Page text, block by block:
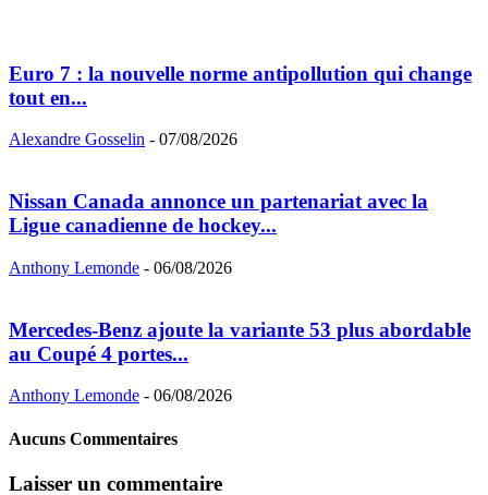
Euro 7 : la nouvelle norme antipollution qui change
tout en...
Alexandre Gosselin - 07/08/2026
Nissan Canada annonce un partenariat avec la
Ligue canadienne de hockey...
Anthony Lemonde - 06/08/2026
Mercedes-Benz ajoute la variante 53 plus abordable
au Coupé 4 portes...
Anthony Lemonde - 06/08/2026
Aucuns Commentaires
Laisser un commentaire